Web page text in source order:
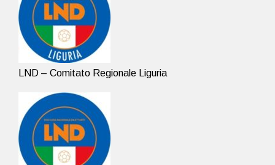
LND – Comitato Regionale Liguria